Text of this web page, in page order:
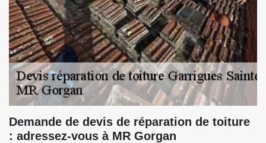
Demande de devis de réparation de toiture
: adressez-vous à MR Gorgan